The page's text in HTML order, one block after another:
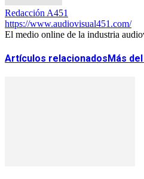
Redacción A451
https://www.audiovisual451.com/
El medio online de la industria
Artículos relacionadosMás